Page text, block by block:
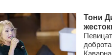
Тони